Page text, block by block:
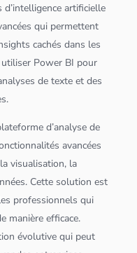
intelligence artificielle
qui permettent
cachés dans les
Power BI pour
de texte et des
d’analyse de
avancées
visualisation, la
. Cette solution est
professionnels qui
manière efficace.
évolutive qui peut